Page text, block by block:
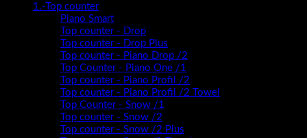
1.-Top counter
Piano Smart
Top counter - Drop
Top counter - Drop Plus
Top counter - Piano Drop /2
Top Counter - Piano One /1
Top counter - Piano Profil /2
Top counter - Piano Profil /2 Towel
Top Counter - Snow /1
Top counter - Snow /2
Top counter - Snow /2 Plus